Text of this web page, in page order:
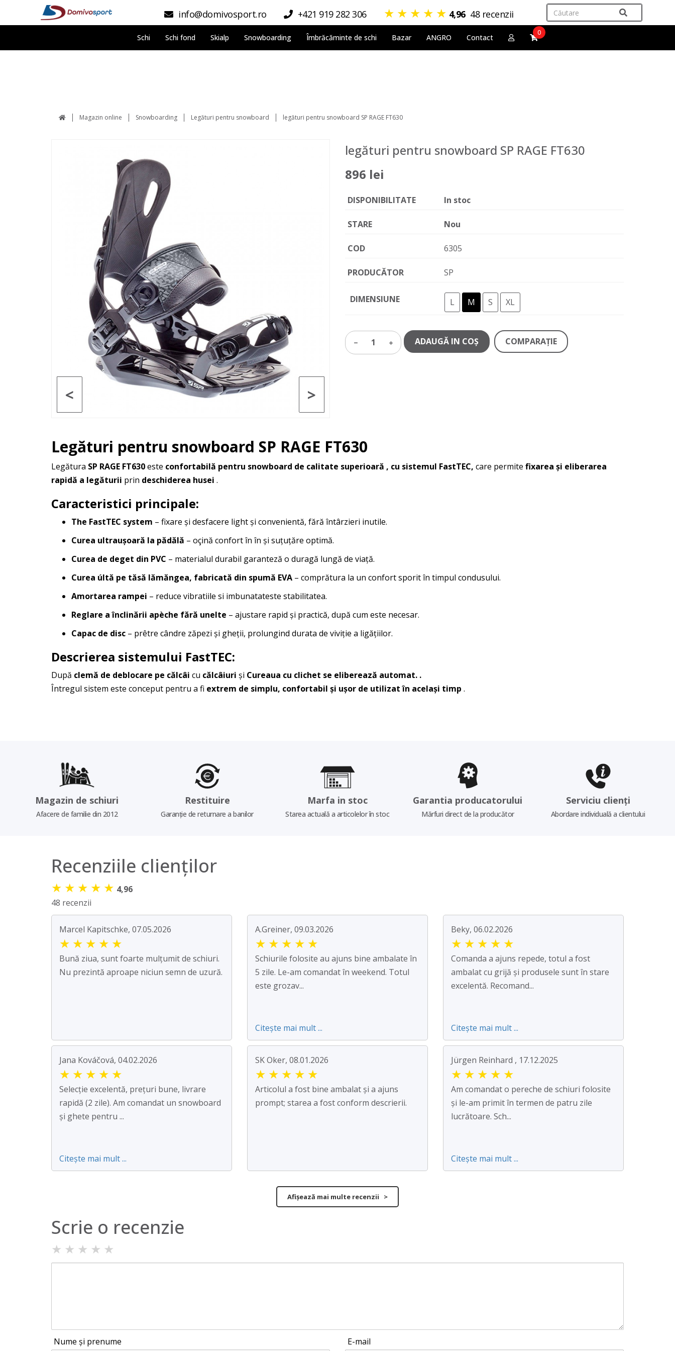
info@domivosport.ro +421 919 282 306 ★ ★ ★ ★ ★ 4,96 48 recenzii
Schi Schi fond Skialp Snowboarding Îmbrăcăminte de schi Bazar ANGRO Contact
0
Magazin online Snowboarding Legături pentru snowboard legături pentru snowboard SP RAGE FT630
>
<
legături pentru snowboard SP RAGE FT630
896 lei
DISPONIBILITATE In stoc
STARE Nou
COD 6305
PRODUCĂTOR SP
DIMENSIUNE L M S XL
1 ADAUGĂ IN COŞ COMPARAŢIE
Legături pentru snowboard SP RAGE FT630
Legătura SP RAGE FT630este confortabilă pentru snowboard de calitate superioară , cu sistemul FastTEC, care permite fixarea și eliberarea
rapidă a legăturii prin deschiderea husei .
Caracteristici principale:
The FastTEC system – fixare și desfacere light și convenientă, fără întârzieri inutile.
Curea ultraușoară la pădălă – oçină confort în în și suțuțăre optimă.
Curea de deget din PVC – materialul durabil garanteză o duragă lungă de viață.
Curea últă pe tăsă lămăngea, fabricată din spumă EVA – comprătura la un confort sporit în timpul condusului.
Amortarea rampei – reduce vibratiile si imbunatateste stabilitatea.
Reglare a înclinării apèche fără unelte – ajustare rapid și practică, după cum este necesar.
Capac de disc – prêtre cândre zăpezi și gheții, prolungind durata de viviție a ligățiilor.
Descrierea sistemului FastTEC:
După clemă de deblocare pe călcâi cu călcâiuri și Cureaua cu clichet se eliberează automat. .
Întregul sistem este conceput pentru a fi extrem de simplu, confortabil și ușor de utilizat în același timp .
Magazin de schiuri
Afacere de familie din 2012
Restituire
Garanție de returnare a banilor
Marfa in stoc
Starea actuală a articolelor în stoc
Garantia producatorului
Mărfuri direct de la producător
Serviciu clienți
Abordare individuală a clientului
Recenziile clienților
★ ★ ★ ★ ★ 4,96
48 recenzii
Marcel Kapitschke, 07.05.2026
★ ★ ★ ★ ★
Bună ziua, sunt foarte mulțumit de schiuri.
Nu prezintă aproape niciun semn de uzură.
A.Greiner, 09.03.2026
★ ★ ★ ★ ★
Schiurile folosite au ajuns bine ambalate în
5 zile. Le-am comandat în weekend. Totul
este grozav...
Citește mai mult ...
Beky, 06.02.2026
★ ★ ★ ★ ★
Comanda a ajuns repede, totul a fost
ambalat cu grijă și produsele sunt în stare
excelentă. Recomand...
Citește mai mult ...
Jana Kováčová, 04.02.2026
★ ★ ★ ★ ★
Selecție excelentă, prețuri bune, livrare
rapidă (2 zile). Am comandat un snowboard
și ghete pentru ...
Citește mai mult ...
SK Oker, 08.01.2026
★ ★ ★ ★ ★
Articolul a fost bine ambalat și a ajuns
prompt; starea a fost conform descrierii.
Jürgen Reinhard , 17.12.2025
★ ★ ★ ★ ★
Am comandat o pereche de schiuri folosite
și le-am primit în termen de patru zile
lucrătoare. Sch...
Citește mai mult ...
Afișează mai multe recenzii >
Scrie o recenzie
★ ★ ★ ★ ★
Nume și prenume E-mail